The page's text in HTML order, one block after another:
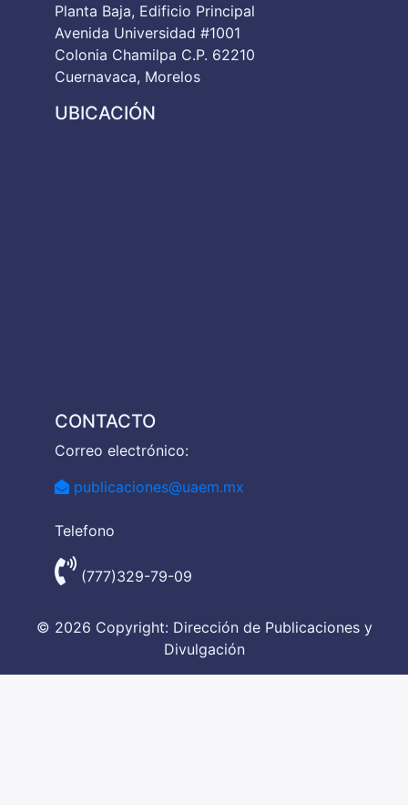
Planta Baja, Edificio Principal
Avenida Universidad #1001
Colonia Chamilpa C.P. 62210
Cuernavaca, Morelos
UBICACIÓN
CONTACTO
Correo electrónico:
publicaciones@uaem.mx
Telefono
(777)329-79-09
© 2026 Copyright: Dirección de Publicaciones y
Divulgación